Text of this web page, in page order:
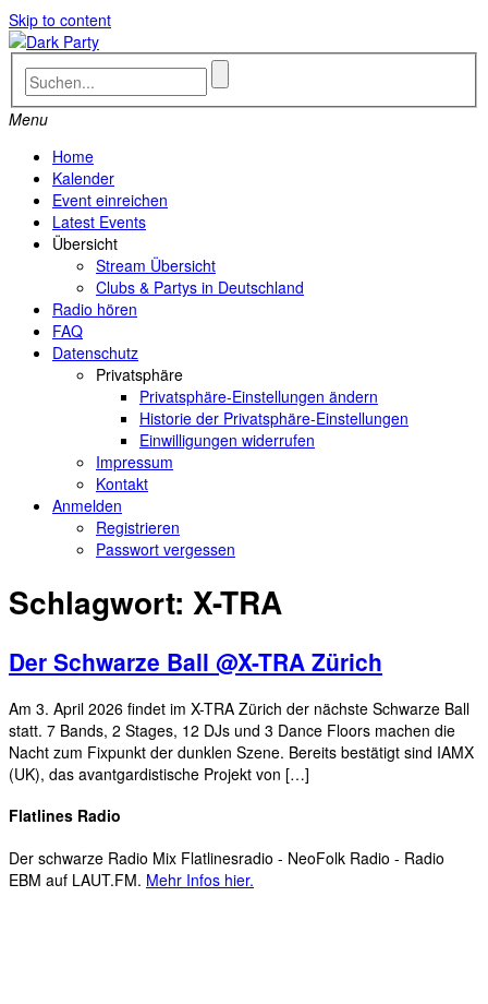
Skip to content
Menu
Home
Kalender
Event einreichen
Latest Events
Übersicht
Stream Übersicht
Clubs & Partys in Deutschland
Radio hören
FAQ
Datenschutz
Privatsphäre
Privatsphäre-Einstellungen ändern
Historie der Privatsphäre-Einstellungen
Einwilligungen widerrufen
Impressum
Kontakt
Anmelden
Registrieren
Passwort vergessen
Schlagwort: X-TRA
Der Schwarze Ball @X-TRA Zürich
Am 3. April 2026 findet im X-TRA Zürich der nächste Schwarze Ball
statt. 7 Bands, 2 Stages, 12 DJs und 3 Dance Floors machen die
Nacht zum Fixpunkt der dunklen Szene. Bereits bestätigt sind IAMX
(UK), das avantgardistische Projekt von […]
Flatlines Radio
Der schwarze Radio Mix Flatlinesradio - NeoFolk Radio - Radio
EBM auf LAUT.FM. Mehr Infos hier.